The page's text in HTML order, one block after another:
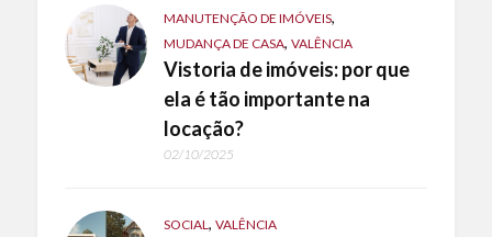
MANUTENÇÃO DE IMÓVEIS,
MUDANÇA DE CASA, VALÊNCIA
Vistoria de imóveis: por que
ela é tão importante na
locação?
02/10/2025
SOCIAL, VALÊNCIA